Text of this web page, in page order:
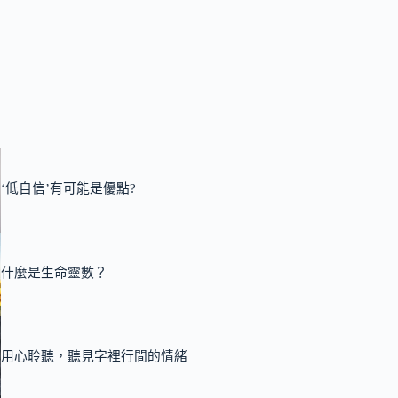
‘低自信’有可能是優點?
什麼是生命靈數？
用心聆聽，聽見字裡行間的情緒